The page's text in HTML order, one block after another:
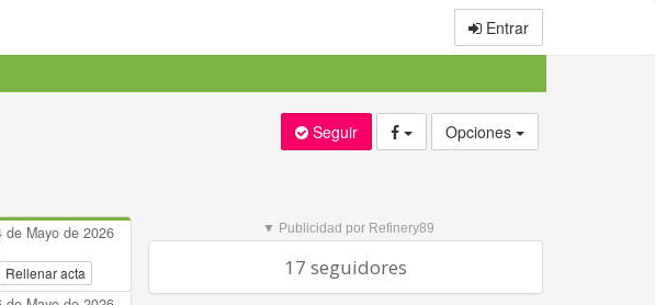
Entrar
Seguir Opciones
de Mayo de 2026
Rellenar acta
▼ Publicidad por Refinery89
17 seguidores